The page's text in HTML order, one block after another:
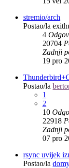
stremio/arch
Postao/la
4
20704
Zadnji
19 pro
Postao/la
1
2
10
22918
Zadnji
07 pro
rsync uvijek
Postao/la